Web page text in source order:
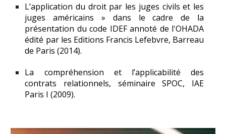
L’application du droit par les juges civils et les
juges américains » dans le cadre de la
présentation du code IDEF annoté de l'OHADA
édité par les Editions Francis Lefebvre, Barreau
de Paris (2014).
La compréhension et l’applicabilité des
contrats relationnels, séminaire SPOC, IAE
Paris I (2009).